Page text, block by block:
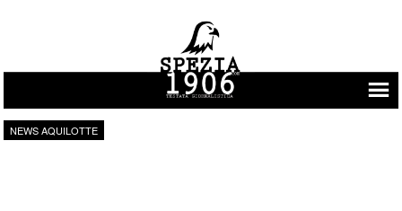
Vai al contenuto
NEWS AQUILOTTE